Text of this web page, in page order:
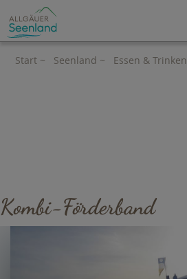
Start ~ Seenland ~ Essen & Trinken
Kombi-Förderband